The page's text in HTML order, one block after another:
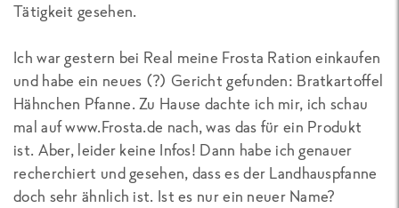
Tätigkeit gesehen.
Ich war gestern bei Real meine Frosta Ration einkaufen
und habe ein neues (?) Gericht gefunden: Bratkartoffel
Hähnchen Pfanne. Zu Hause dachte ich mir, ich schau
mal auf www.Frosta.de nach, was das für ein Produkt
ist. Aber, leider keine Infos! Dann habe ich genauer
recherchiert und gesehen, dass es der Landhauspfanne
doch sehr ähnlich ist. Ist es nur ein neuer Name?